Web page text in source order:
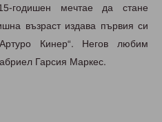
годишен мечтае да стане
възраст издава първия си
Кинер“. Негов любим
Гарсия Маркес.